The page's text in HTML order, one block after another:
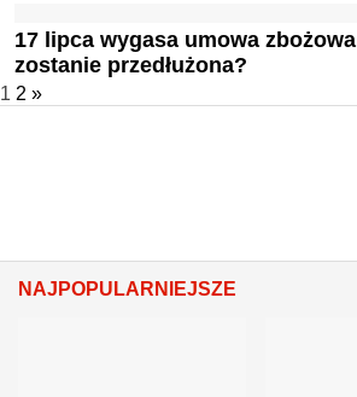
17 lipca wygasa umowa
zostanie przedłużona?
1 2 »
NAJPOPULARNIEJSZE